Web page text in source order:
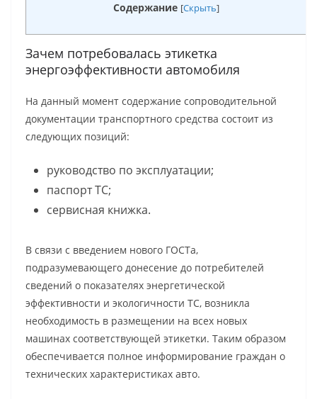
Содержание [Скрыть]
Зачем потребовалась этикетка
энергоэффективности автомобиля
На данный момент содержание сопроводительной
документации транспортного средства состоит из
следующих позиций:
руководство по эксплуатации;
паспорт ТС;
сервисная книжка.
В связи с введением нового ГОСТа,
подразумевающего донесение до потребителей
сведений о показателях энергетической
эффективности и экологичности ТС, возникла
необходимость в размещении на всех новых
машинах соответствующей этикетки. Таким образом
обеспечивается полное информирование граждан о
технических характеристиках авто.